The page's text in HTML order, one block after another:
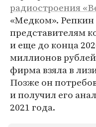
радиостроения
«Медком». Репкин
представителям
и еще до конца
миллионов
фирма взяла в
Позже он
и получил его
2021 года.